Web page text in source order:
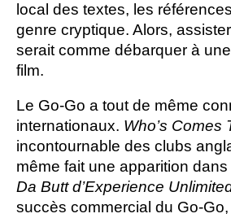
local des textes, les
genre cryptique. Alors,
serait comme débarquer à
film.
Le Go-Go a tout de même
internationaux. Who’s Comes
incontournable des clubs
même fait une apparition
Da Butt d’Experience
succès commercial du Go-